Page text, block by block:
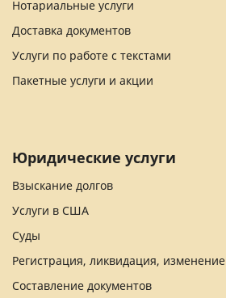
Нотариальные услуги
Доставка документов
Услуги по работе с текстами
Пакетные услуги и акции
Юридические услуги
Взыскание долгов
Услуги в США
Суды
Регистрация, ликвидация, изменение
Составление документов